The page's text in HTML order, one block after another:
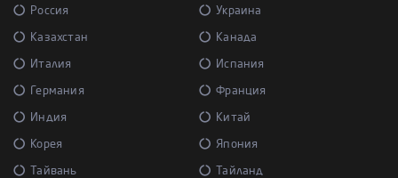
Россия Украина
Казахстан Канада
Италия Испания
Германия Франция
Индия Китай
Корея Япония
Тайвань Тайланд